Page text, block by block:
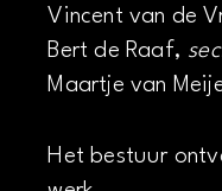
Vincent van de
Bert de Raaf,
Maartje van
Het bestuur